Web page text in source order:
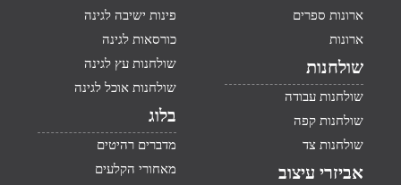
ארונות ספרים
ארונות
שולחנות
שולחנות עבודה
שולחנות קפה
שולחנות צד
אביזרי עיצוב
פינות ישיבה לגינה
כורסאות לגינה
שולחנות עץ לגינה
שולחנות אוכל לגינה
בלוג
מדברים רהיטים
מאחורי הקלעים